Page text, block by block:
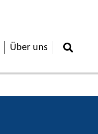
Über uns